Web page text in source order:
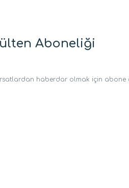
Aboneliği